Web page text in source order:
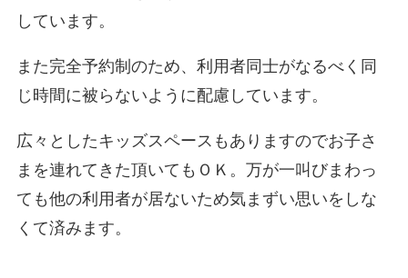
しています。
また完全予約制のため、利用者同士がなるべく同
じ時間に被らないように配慮しています。
広々としたキッズスペースもありますのでお子さ
まを連れてきた頂いてもＯＫ。万が一叫びまわっ
ても他の利用者が居ないため気まずい思いをしな
くて済みます。